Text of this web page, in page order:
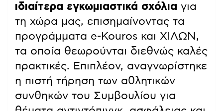
ιδιαίτερα εγκωμιαστικά σχόλια για
τη χώρα μας, επισημαίνοντας τα
προγράμματα e-Kouros και ΧΙΛΩΝ,
τα οποία θεωρούνται διεθνώς καλές
πρακτικές. Επιπλέον, αναγνωρίστηκε
η πιστή τήρηση των αθλητικών
συνθηκών του Συμβουλίου για